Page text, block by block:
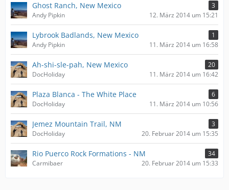
Ghost Ranch, New Mexico
3
Andy Pipkin
12. März 2014 um 15:21
Lybrook Badlands, New Mexico
1
Andy Pipkin
11. März 2014 um 16:58
Ah-shi-sle-pah, New Mexico
20
DocHoliday
11. März 2014 um 16:42
Plaza Blanca - The White Place
6
DocHoliday
11. März 2014 um 10:56
Jemez Mountain Trail, NM
3
DocHoliday
20. Februar 2014 um 15:35
Rio Puerco Rock Formations - NM
34
Carmibaer
20. Februar 2014 um 15:33